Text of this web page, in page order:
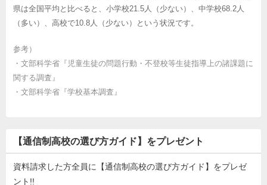
県は全国平均と比べると、小学校21.5人（少ない）、中学校68.2人
（多い）、高校で10.8人（少ない）という状況です。
参考）
・ 文部科学省『児童生徒の問題行動・不登校等生徒指導上の諸課題に
関する調査』
・ 文部科学省『学校基本調査』
【通信制高校の選び方ガイド】をプレゼント
資料請求した方全員に【通信制高校の選び方ガイド】をプレゼ
ント!!